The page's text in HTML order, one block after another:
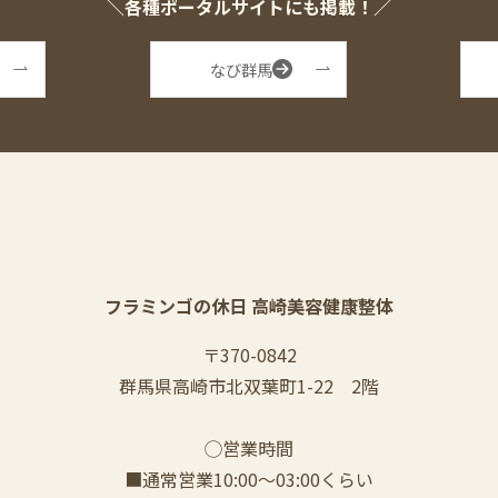
＼各種ポータルサイトにも掲載！／
なび群馬
フラミンゴの休日 高崎美容健康整体
〒370-0842
群馬県高崎市北双葉町1-22 2階
◯営業時間
■通常営業10:00〜03:00くらい